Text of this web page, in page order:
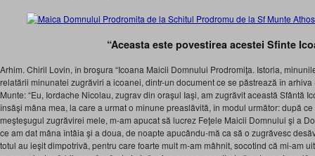
“Aceasta este povestirea acestei Sfinte
Arhim. Chiril Lovin, în broşura “Icoana Maicii Domnului Prodromiţa. Istoria,
relatării minunatei zugrăviri a icoanei, dintr-un document ce se păstrează în
Munte: “Eu, Iordache Nicolau, zugrav din oraşul Iaşi, am zugrăvit această Sfântă
însăşi mâna mea, la care a urmat o minune preaslăvită, în modul următor: după
meşteşugul zugrăvirei mele, m-am apucat să lucrez Feţele Maicii Domnului şi a
ce am dat mâna întâia şi a doua, de noapte apucându-mă ca să o zugrăvesc
totul au ieşit dimpotrivă, pentru care foarte mult m-am mâhnit, socotind că mi-am